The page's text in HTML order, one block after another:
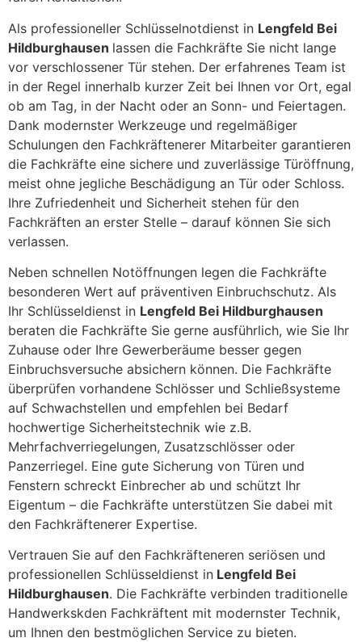
Als professioneller Schlüsselnotdienst in Lengfeld Bei
Hildburghausen lassen die Fachkräfte Sie nicht lange
vor verschlossener Tür stehen. Der erfahrenes Team ist
in der Regel innerhalb kurzer Zeit bei Ihnen vor Ort, egal
ob am Tag, in der Nacht oder an Sonn- und Feiertagen.
Dank modernster Werkzeuge und regelmäßiger
Schulungen den Fachkräftenerer Mitarbeiter garantieren
die Fachkräfte eine sichere und zuverlässige Türöffnung,
meist ohne jegliche Beschädigung an Tür oder Schloss.
Ihre Zufriedenheit und Sicherheit stehen für den
Fachkräften an erster Stelle – darauf können Sie sich
verlassen.
Neben schnellen Notöffnungen legen die Fachkräfte
besonderen Wert auf präventiven Einbruchschutz. Als
Ihr Schlüsseldienst in Lengfeld Bei Hildburghausen
beraten die Fachkräfte Sie gerne ausführlich, wie Sie Ihr
Zuhause oder Ihre Gewerberäume besser gegen
Einbruchsversuche absichern können. Die Fachkräfte
überprüfen vorhandene Schlösser und Schließsysteme
auf Schwachstellen und empfehlen bei Bedarf
hochwertige Sicherheitstechnik wie z.B.
Mehrfachverriegelungen, Zusatzschlösser oder
Panzerriegel. Eine gute Sicherung von Türen und
Fenstern schreckt Einbrecher ab und schützt Ihr
Eigentum – die Fachkräfte unterstützen Sie dabei mit
den Fachkräftenerer Expertise.
Vertrauen Sie auf den Fachkräfteneren seriösen und
professionellen Schlüsseldienst in Lengfeld Bei
Hildburghausen. Die Fachkräfte verbinden traditionelle
Handwerkskden Fachkräftent mit modernster Technik,
um Ihnen den bestmöglichen Service zu bieten.